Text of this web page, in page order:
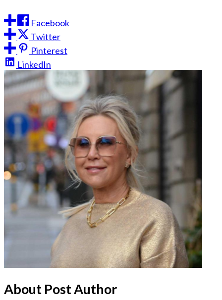
Facebook
Twitter
Pinterest
LinkedIn
About Post Author